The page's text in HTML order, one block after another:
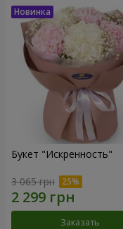
Букет "Искренность"
3 065 грн
Заказать